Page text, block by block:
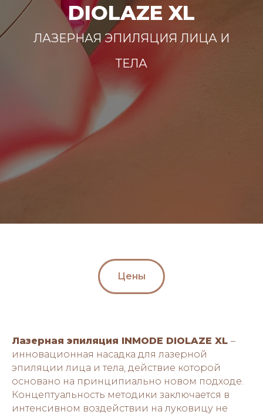
DIOLAZE XL
ЛАЗЕРНАЯ ЭПИЛЯЦИЯ ЛИЦА И
ТЕЛА
Цены
Лазерная эпиляция INMODE DIOLAZE XL –
инновационная насадка для лазерной
эпиляции лица и тела, действие которой
основано на принципиально новом подходе.
Концептуальность методики заключается в
интенсивном воздействии на луковицу не